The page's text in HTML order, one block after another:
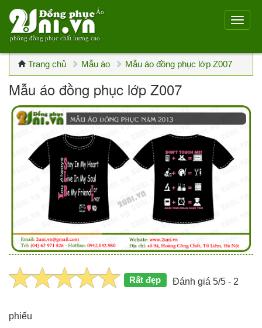
Áo
phông đồng phục chất lượng cao
Trang chủ Mẫu áo Mẫu áo đồng phục lớp Z007
Mẫu áo đồng phục lớp Z007
Rất đẹp Đánh giá 5/5 - 2
phiếu